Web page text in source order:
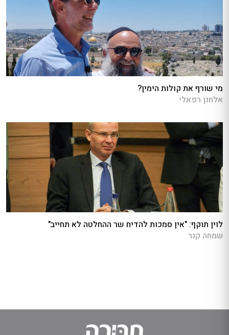
מי שורף את קולות הימין?
אלחנן רפאלי
לוין תוקף: "אין סמכות להדיח שר ההחלטה לא תחייב"
שמחה קנר